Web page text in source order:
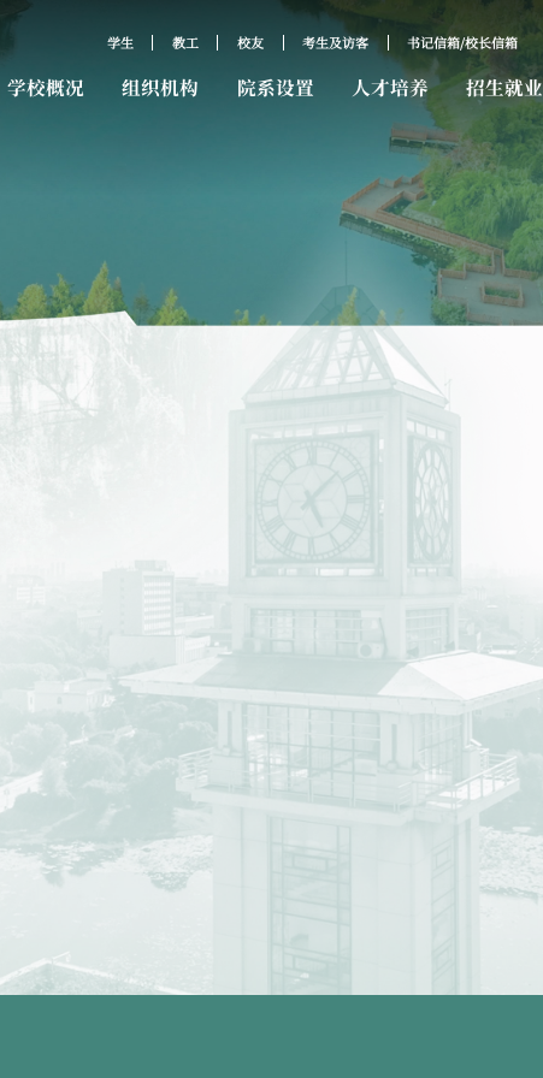
学生 教工 校友 考生及访客 书记信箱/校长信箱
学校概况 组织机构 院系设置 人才培养 招生就业